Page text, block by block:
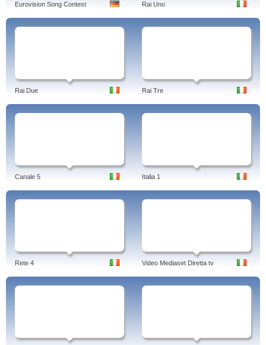
Eurovision Song Contest Rai Uno
Rai Due Rai Tre
Canale 5 Italia 1
Rete 4 Video Mediaset Diretta tv